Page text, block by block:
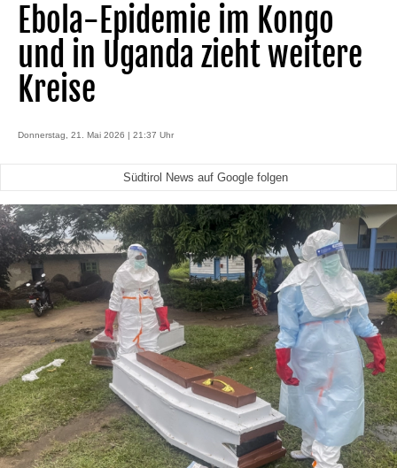
Ebola-Epidemie im Kongo
und in Uganda zieht weitere
Kreise
Donnerstag, 21. Mai 2026 | 21:37 Uhr
Südtirol News auf Google folgen